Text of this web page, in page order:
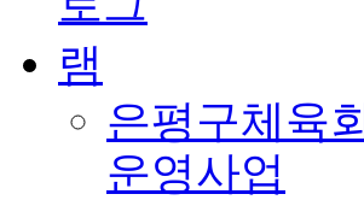
은평구체육회
운영사업